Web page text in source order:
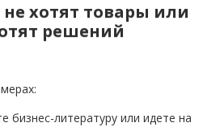
хотят товары или
решений
бизнес-литературу или идете на